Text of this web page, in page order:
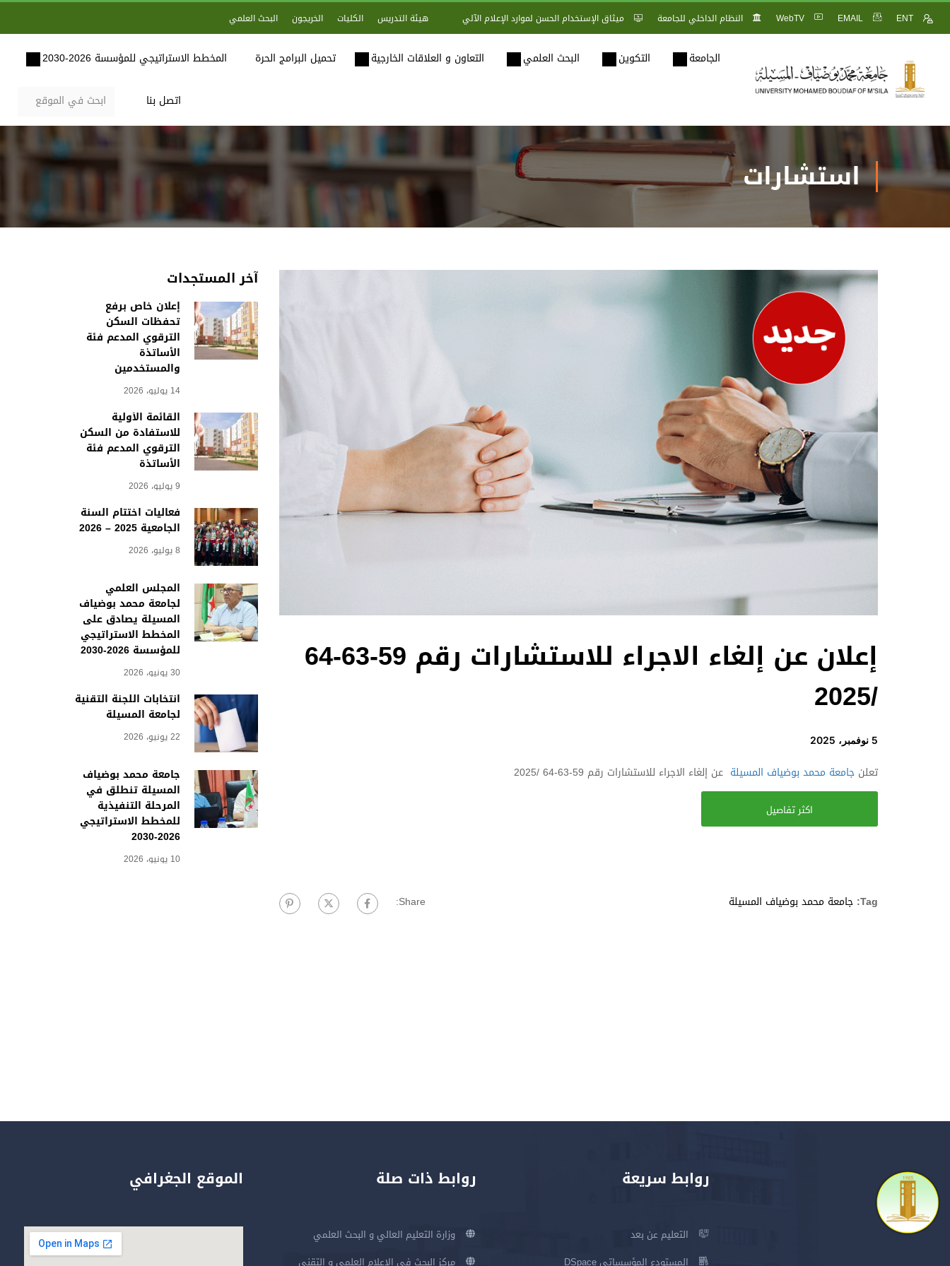
ENT
EMAIL
WebTV النظام الداخلي للجامعة ميثاق الإستخدام الحسن لموارد الإعلام الآلي هيئة التدريس الكليات الخريجون البحث العلمي
الجامعة التكوين البحث العلمي التعاون و العلاقات الخارجية تحميل البرامج الحرة المخطط الاستراتيجي للمؤسسة 2026-2030
اتصل بنا
استشارات
إعلان عن إلغاء الاجراء للاستشارات رقم 59-63-64
/2025
5 نوفمبر، 2025
تعلن جامعة محمد بوضياف المسيلة عن إلغاء الاجراء للاستشارات رقم 59-63-64 /2025
اكثر تفاصيل
Tag: جامعة محمد بوضياف المسيلة Share:
آخر المستجدات
إعلان خاص برفع
تحفظات السكن
الترقوي المدعم فئة
الأساتذة
والمستخدمين
14 يوليو، 2026
القائمة الأولية
للاستفادة من السكن
الترقوي المدعم فئة
الأساتذة
9 يوليو، 2026
فعاليات اختتام السنة
الجامعية 2025 – 2026
8 يوليو، 2026
المجلس العلمي
لجامعة محمد بوضياف
المسيلة يصادق على
المخطط الاستراتيجي
للمؤسسة 2026-2030
30 يونيو، 2026
انتخابات اللجنة التقنية
لجامعة المسيلة
22 يونيو، 2026
جامعة محمد بوضياف
المسيلة تنطلق في
المرحلة التنفيذية
للمخطط الاستراتيجي
2026-2030
10 يونيو، 2026
روابط سريعة
التعليم عن بعد
المستودع المؤسساتي DSpace
روابط ذات صلة
وزارة التعليم العالي و البحث العلمي
مركز البحث في الإعلام العلمي و التقني
الموقع الجغرافي